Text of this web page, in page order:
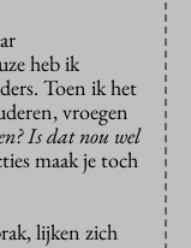
heb ik
Toen ik het
vroegen
Is dat nou wel
maak je toch
lijken zich